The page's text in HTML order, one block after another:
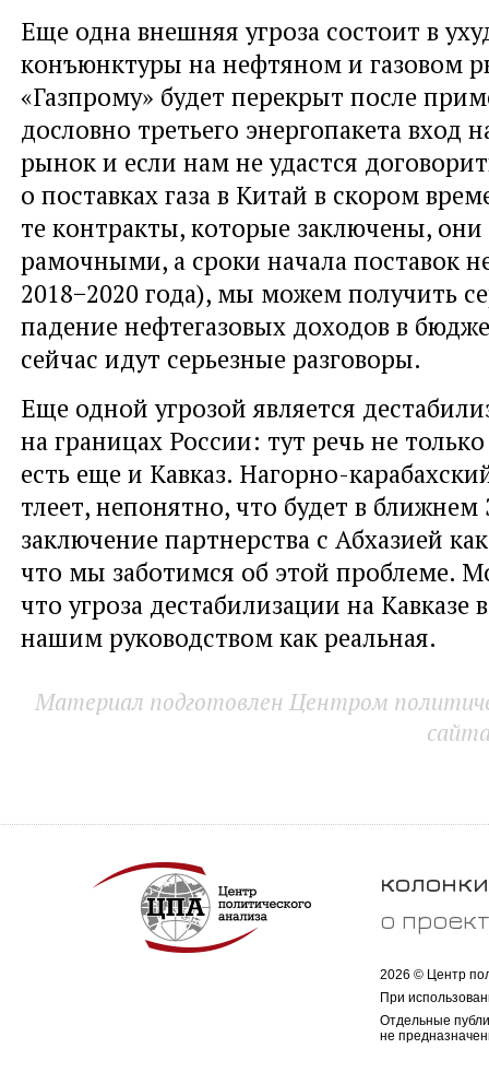
Еще одна внешняя угроза состоит в
конъюнктуры на нефтяном и газовом
«Газпрому» будет перекрыт после
дословно третьего энергопакета вход
рынок и если нам не удастся
о поставках газа в Китай в скором
те контракты, которые заключены,
рамочными, а сроки начала поставок
2018−2020 года), мы можем получить
падение нефтегазовых доходов в
сейчас идут серьезные разговоры.
Еще одной угрозой является
на границах России: тут речь не
есть еще и Кавказ. Нагорно-
тлеет, непонятно, что будет в ближнем
заключение партнерства с Абхазией
что мы заботимся об этой проблеме.
что угроза дестабилизации на Кавказе
нашим руководством как реальная.
Материал подготовлен Центром
колонки
о
2026 © Центр
При
Отдельные
не